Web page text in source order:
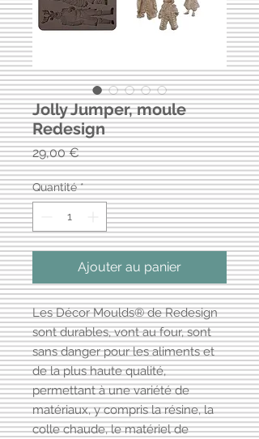
Jolly Jumper, moule
Redesign
29,00 €Prix
Quantité *
Ajouter au panier
Les Décor Moulds® de Redesign
sont durables, vont au four, sont
sans danger pour les aliments et
de la plus haute qualité,
permettant à une variété de
matériaux, y compris la résine, la
colle chaude, le matériel de